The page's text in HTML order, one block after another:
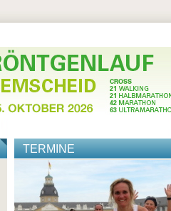
TERMINE